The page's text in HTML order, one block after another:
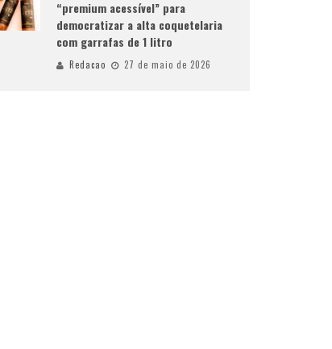
“premium acessível” para
democratizar a alta coquetelaria
com garrafas de 1 litro
Redacao 27 de maio de 2026